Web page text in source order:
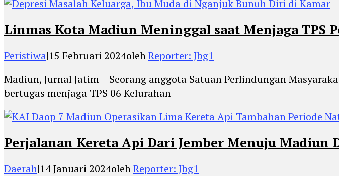
Linmas Kota Madiun Meninggal saat Menjaga TPS
Peristiwa|15 Februari 2024olehReporter: Jbg1
Madiun, Jurnal Jatim – Seorang anggota Satuan Perlindungan
bertugas menjaga TPS 06 Kelurahan
Perjalanan Kereta Api Dari Jember Menuju Madiun
Daerah|14 Januari 2024olehReporter: Jbg1